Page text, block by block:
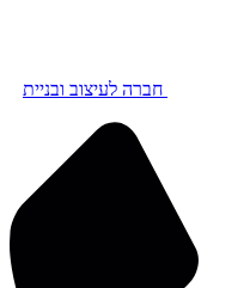
חברה לעיצוב ובניית